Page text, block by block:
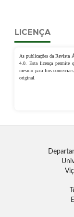
LICENÇA
As publicações da Revista
4.0. Esta licença permite
mesmo para fins
original.